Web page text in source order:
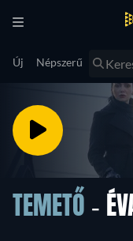
Új Népszerű
TEMETŐ -